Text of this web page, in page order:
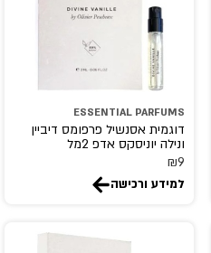
ESSENTIAL PARFUMS
דוגמית אסנשיל פרפומס דיביין
ונילה יוניסקס אדפ 2מל
₪
למידע ורכישה